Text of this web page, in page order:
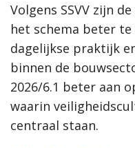
Volgens SSVV zijn
het schema beter
dagelijkse praktijk
binnen de
2026/6.1 beter aan
waarin
centraal staan.